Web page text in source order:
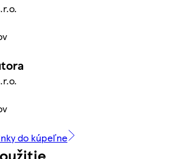
do kúpeľne